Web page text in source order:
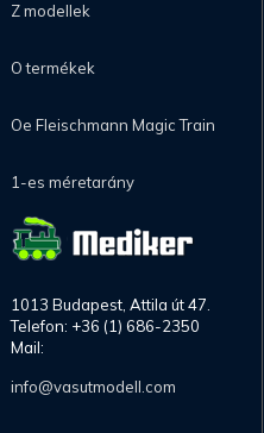
Z modellek
O termékek
Oe Fleischmann Magic Train
1-es méretarány
1013 Budapest, Attila út 47.
Telefon: +36 (1) 686-2350
Mail:
info@vasutmodell.com